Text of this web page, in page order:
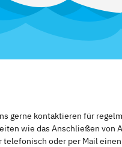
gerne kontaktieren für
wie das Anschließen von
telefonisch oder per Mail